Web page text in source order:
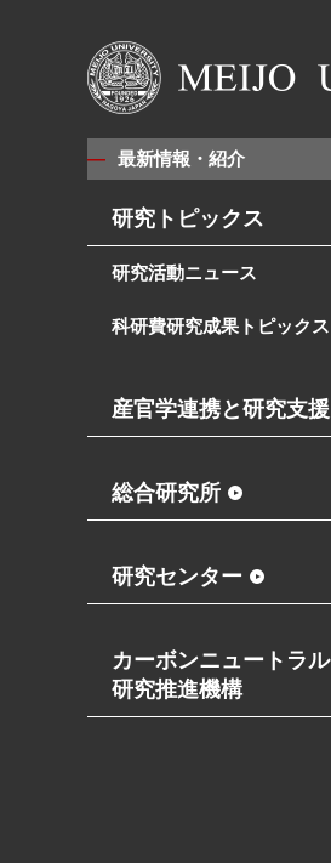
最新情報・紹介
研究トピックス
研究活動ニュース
科研費研究成果トピックス
産官学連携と研究支援
総合研究所
研究センター
カーボンニュートラル
研究推進機構